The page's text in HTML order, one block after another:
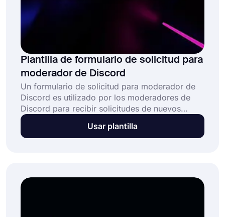
Plantilla de formulario de solicitud para
moderador de Discord
Un formulario de solicitud para moderador de
Discord es utilizado por los moderadores de
Discord para recibir solicitudes de nuevos
moderadores. Por lo general, incluye varias
preguntas enfocadas en la experiencia,
Usar plantilla